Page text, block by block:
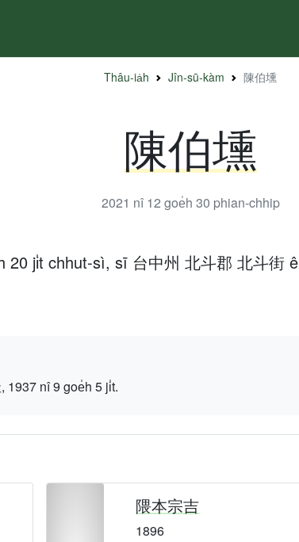
Thâu-ia̍h Jîn-sū-kàm 陳伯壎
陳伯壎
2021 nî 12 goe̍h 30 phian-chhip
ji̍t chhut-sì, sī 台中州 北斗郡 北斗街 ê
1937 nî 9 goe̍h 5 ji̍t.
隈本宗吉
1896